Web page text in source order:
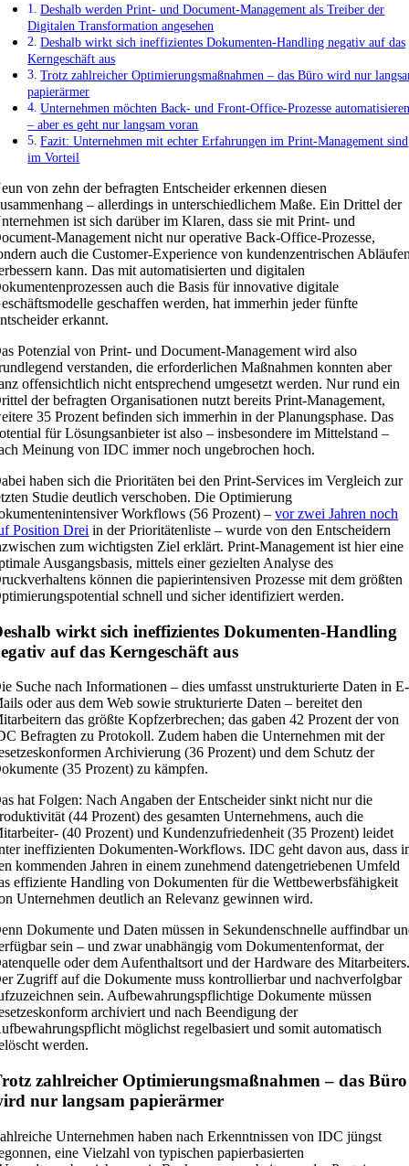
Deshalb werden Print- und Document-Management als Treiber der
Digitalen Transformation angesehen
Deshalb wirkt sich ineffizientes Dokumenten-Handling negativ auf das
Kerngeschäft aus
Trotz zahlreicher Optimierungsmaßnahmen – das Büro wird nur
papierärmer
Unternehmen möchten Back- und Front-Office-Prozesse
– aber es geht nur langsam voran
Fazit: Unternehmen mit echter Erfahrungen im Print-Management sind
im Vorteil
von zehn der befragten Entscheider erkennen diesen
– allerdings in unterschiedlichem Maße. Ein Drittel der
ist sich darüber im Klaren, dass sie mit Print- und
Management nicht nur operative Back-Office-Prozesse,
auch die Customer-Experience von kundenzentrischen
kann. Das mit automatisierten und digitalen
auch die Basis für innovative digitale
geschaffen werden, hat immerhin jeder fünfte
erkannt.
Potenzial von Print- und Document-Management wird also
verstanden, die erforderlichen Maßnahmen konnten aber
offensichtlich nicht entsprechend umgesetzt werden. Nur rund ein
der befragten Organisationen nutzt bereits Print-Management,
35 Prozent befinden sich immerhin in der Planungsphase. Das
für Lösungsanbieter ist also – insbesondere im Mittelstand –
Meinung von IDC immer noch ungebrochen hoch.
haben sich die Prioritäten bei den Print-Services im Vergleich zur
Studie deutlich verschoben. Die Optimierung
Workflows (56 Prozent) –vor zwei Jahren noch
Position Drei in der Prioritätenliste – wurde von den Entscheidern
zum wichtigsten Ziel erklärt. Print-Management ist hier eine
Ausgangsbasis, mittels einer gezielten Analyse des
können die papierintensiven Prozesse mit dem größten
schnell und sicher identifiziert werden.
wirkt sich ineffizientes Dokumenten-Handling
auf das Kerngeschäft aus
Suche nach Informationen – dies umfasst unstrukturierte Daten in E-
oder aus dem Web sowie strukturierte Daten – bereitet den
das größte Kopfzerbrechen; das gaben 42 Prozent der von
Befragten zu Protokoll. Zudem haben die Unternehmen mit der
Archivierung (36 Prozent) und dem Schutz der
(35 Prozent) zu kämpfen.
hat Folgen: Nach Angaben der Entscheider sinkt nicht nur die
(44 Prozent) des gesamten Unternehmens, auch die
(40 Prozent) und Kundenzufriedenheit (35 Prozent) leidet
ineffizienten Dokumenten-Workflows. IDC geht davon aus, dass
kommenden Jahren in einem zunehmend datengetriebenen Umfeld
effiziente Handling von Dokumenten für die Wettbewerbsfähigkeit
Unternehmen deutlich an Relevanz gewinnen wird.
Dokumente und Daten müssen in Sekundenschnelle auffindbar
sein – und zwar unabhängig vom Dokumentenformat, der
oder dem Aufenthaltsort und der Hardware des
Zugriff auf die Dokumente muss kontrollierbar und nachverfolgbar
sein. Aufbewahrungspflichtige Dokumente müssen
archiviert und nach Beendigung der
möglichst regelbasiert und somit automatisch
werden.
zahlreicher Optimierungsmaßnahmen – das Büro
nur langsam papierärmer
Unternehmen haben nach Erkenntnissen von IDC jüngst
eine Vielzahl von typischen papierbasierten